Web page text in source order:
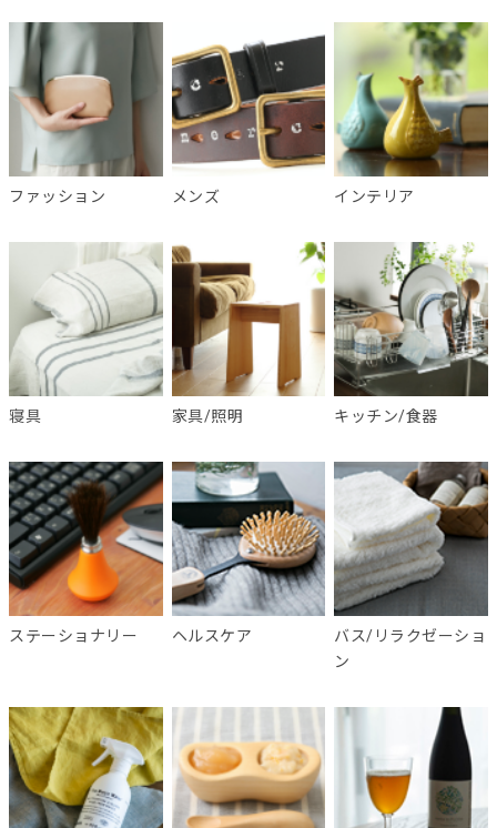
ファッション メンズ インテリア
寝具 家具/照明 キッチン/食器
ステーショナリー ヘルスケア
バス/リラクゼーショ
ン